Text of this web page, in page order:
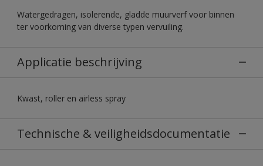
Watergedragen, isolerende, gladde muurverf voor binnen
ter voorkoming van diverse typen vervuiling.
Applicatie beschrijving
Kwast, roller en airless spray
Technische & veiligheidsdocumentatie